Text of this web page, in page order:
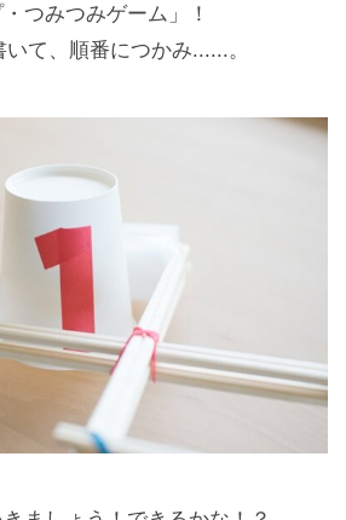
つみつみゲーム」！
て、順番につかみ......。